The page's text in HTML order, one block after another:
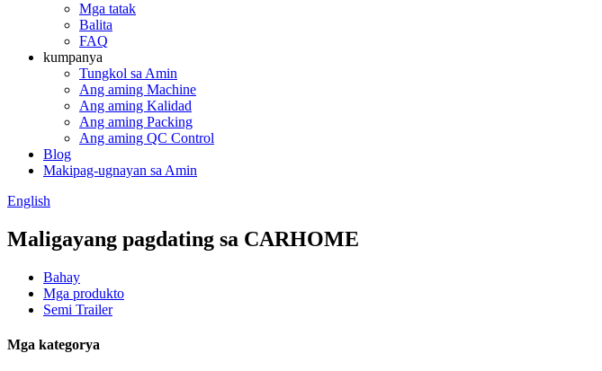
Mga tatak
Balita
FAQ
kumpanya
Tungkol sa Amin
Ang aming Machine
Ang aming Kalidad
Ang aming Packing
Ang aming QC Control
Blog
Makipag-ugnayan sa Amin
English
Maligayang pagdating sa CARHOME
Bahay
Mga produkto
Semi Trailer
Mga kategorya